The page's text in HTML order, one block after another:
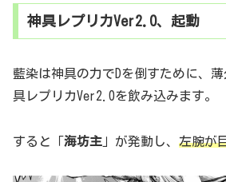
神具レプリカVer2.0、起動
藍染は神具の力でDを倒すために、
具レプリカVer2.0を飲み込みます。
すると「海坊主 」が発動し、 左腕が